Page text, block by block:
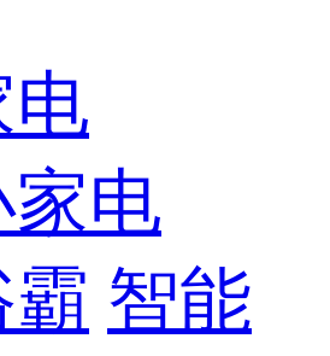
家电
智能